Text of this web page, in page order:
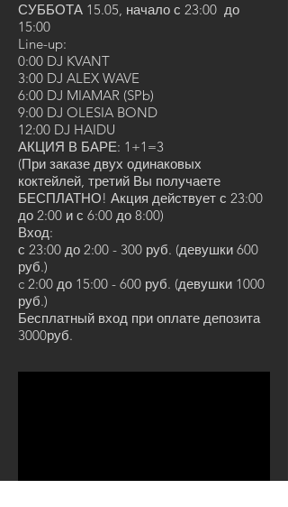
СУББОТА 15.05, начало с 23:00 до
15:00
Line-up:
0:00 DJ KVANT
3:00 DJ ALEX WAVE
6:00 DJ MIAMAR (SPb)
9:00 DJ OLESIA BOND
12:00 DJ HAIDU
АКЦИЯ В БАРЕ: 1+1=3
(При заказе двух одинаковых
коктейлей, третий Вы получаете
БЕСПЛАТНО! Акция действует с 23:00
до 2:00 и с 6:00 до 8:00)
Вход:
с 23:00 до 2:00 - 300 руб. (девушки 600
руб.)
c 2:00 до 15:00 - 600 руб. (девушки 1000
руб.)
Бесплатный вход при оплате депозита
3000руб.